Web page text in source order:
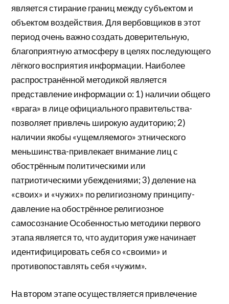
является стирание границ между субъектом и
объектом воздействия. Для вербовщиков в этот
период очень важно создать доверительную,
благоприятную атмосферу в целях последующего
лёгкого восприятия информации. Наиболее
распространённой методикой является
представление информации о: 1) наличии общего
«врага» в лице официального правительства-
позволяет привлечь широкую аудиторию; 2)
наличии якобы «ущемляемого» этнического
меньшинства-привлекает внимание лиц с
обострённым политическими или
патриотическими убеждениями; 3) деление на
«своих» и «чужих» по религиозному принципу-
давление на обострённое религиозное
самосознание Особенностью методики первого
этапа является то, что аудитория уже начинает
идентифицировать себя со «своими» и
противопоставлять себя «чужим».
На втором этапе осуществляется привлечение